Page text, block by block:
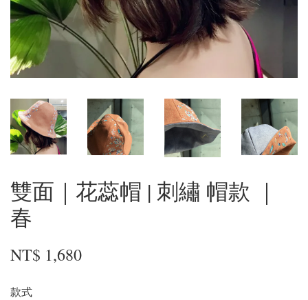
雙面｜花蕊帽 | 刺繡 帽款 ｜
春
NT$ 1,680
款式